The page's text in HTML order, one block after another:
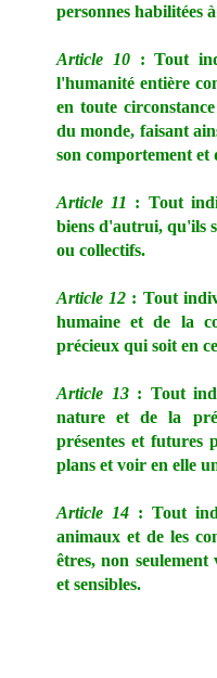
personnes habilitées
Article 10: Tout
l'humanité entière
en toute
du monde, faisant
son comportement et
Article 11 : Tout
biens d'autrui, qu'ils
ou collectifs.
Article 12 : Tout
humaine et de la
précieux qui soit en
Article 13 : Tout
nature et de la
présentes et futures
plans et voir en elle
Article 14 : Tout
animaux et de les
êtres, non seulement
et sensibles.